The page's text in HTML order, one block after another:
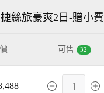
絲旅豪爽2日-贈小費
可售 32
1